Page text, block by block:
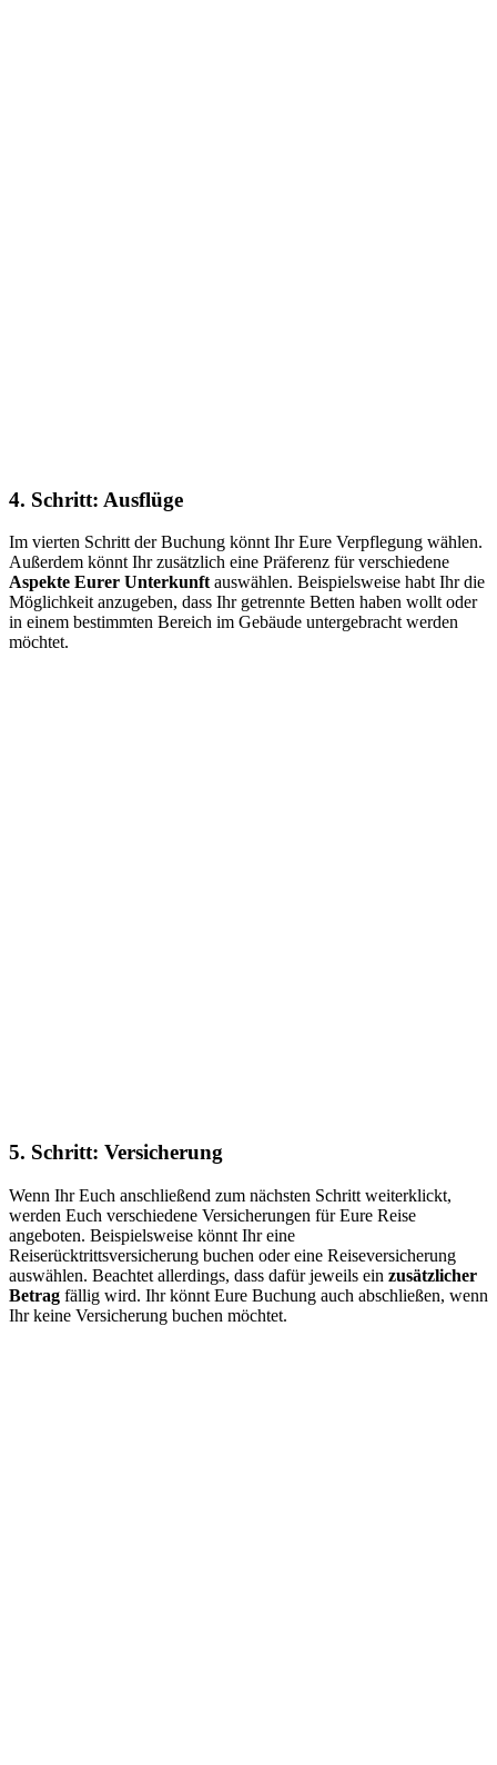
4. Schritt: Ausflüge
Im vierten Schritt der Buchung könnt Ihr Eure Verpflegung wählen.
Außerdem könnt Ihr zusätzlich eine Präferenz für verschiedene
Aspekte Eurer Unterkunft auswählen. Beispielsweise habt Ihr die
Möglichkeit anzugeben, dass Ihr getrennte Betten haben wollt oder
in einem bestimmten Bereich im Gebäude untergebracht werden
möchtet.
5. Schritt: Versicherung
Wenn Ihr Euch anschließend zum nächsten Schritt weiterklickt,
werden Euch verschiedene Versicherungen für Eure Reise
angeboten. Beispielsweise könnt Ihr eine
Reiserücktrittsversicherung buchen oder eine Reiseversicherung
auswählen. Beachtet allerdings, dass dafür jeweils ein zusätzlicher
Betrag fällig wird. Ihr könnt Eure Buchung auch abschließen, wenn
Ihr keine Versicherung buchen möchtet.